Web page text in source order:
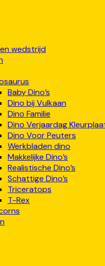
wedstrijd
Baby Dino’s
Dino bij Vulkaan
Dino Familie
Dino Verjaardag
Dino Voor Peuters
Werkbladen dino
Makkelijke Dino’s
Realistische Dino’s
Schattige Dino’s
Triceratops
T-Rex